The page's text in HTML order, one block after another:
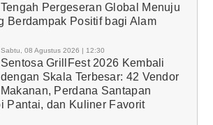
Tengah Pergeseran Global Menuju
Berdampak Positif bagi Alam
Sabtu, 08 Agustus 2026 | 12:30
Sentosa GrillFest 2026 Kembali
dengan Skala Terbesar: 42 Vendor
Makanan, Perdana Santapan
Pantai, dan Kuliner Favorit